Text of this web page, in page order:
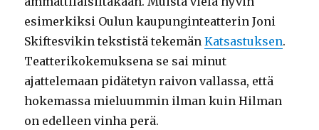
esimerkiksi Oulun kaupunginteatterin Joni
Skiftesvikin tekstistä tekemänKatsastuksen.
Teatterikokemuksena se sai minut
ajattelemaan pidätetyn raivon vallassa, että
hokemassa mieluummin ilman kuin Hilman
on edelleen vinha perä.